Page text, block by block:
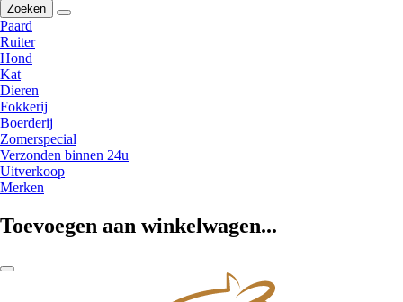
Zoeken
Paard
Ruiter
Hond
Kat
Dieren
Fokkerij
Boerderij
Zomerspecial
Verzonden binnen 24u
Uitverkoop
Merken
Toevoegen aan winkelwagen...